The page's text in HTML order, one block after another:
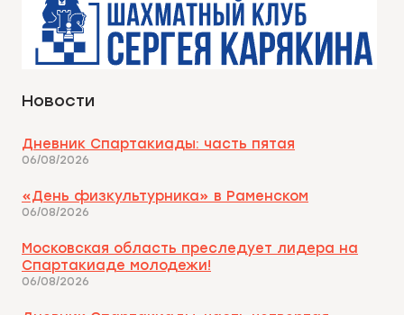
Новости
Дневник Спартакиады: часть пятая
06/08/2026
«День физкультурника» в Раменском
06/08/2026
Московская область преследует лидера на
Спартакиаде молодежи!
06/08/2026